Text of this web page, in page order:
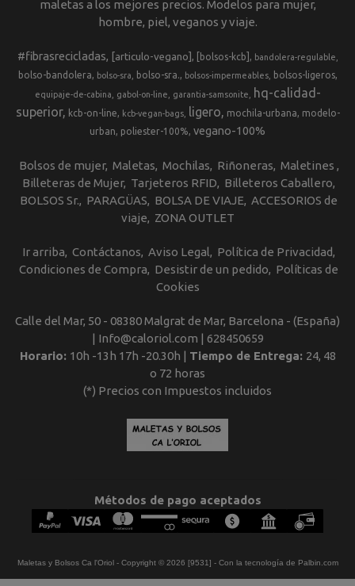
maletas a los mejores precios. Modelos para mujer,
hombre, piel, veganos y viaje.
#fibrasrecicladas [articulo-vegano] [bolsos-kcb] bandolera-regulable
bolso-bandolera bolso-sra bolso-sra. bolsos-impermeables bolsos-ligeros
equipaje-de-cabina gabol-on-line garantia-samsonite
hq-calidad-
superior
kcb-on-line kcb-vegan-bags ligero mochila-urbana
modelo-
urban
poliester-100% vegano-100%
Bolsos de mujer Maletas Mochilas Riñoneras Maletines
Billeteras de Mujer Tarjeteros RFID
Billeteros Caballero
BOLSOS Sr.
PARAGÜAS BOLSA DE VIAJE ACCESORIOS de
viaje
ZONA OUTLET
Ir arriba Contáctanos Aviso Legal
Política de Privacidad
Condiciones de Compra
Desistir de un pedido
Políticas de
Cookies
Calle del Mar, 50 - 08380 Malgrat de Mar, Barcelona - (España)
| Info@caloriol.com | 628450659
Horario: 10h -13h 17h -20.30h | Tiempo de Entrega: 24, 48
o 72 horas
(*) Precios con Impuestos incluidos
Métodos de pago aceptados
Maletas y Bolsos Ca l'Oriol- Copyright © 2026 [9531] - Con la tecnología de Palbin.com